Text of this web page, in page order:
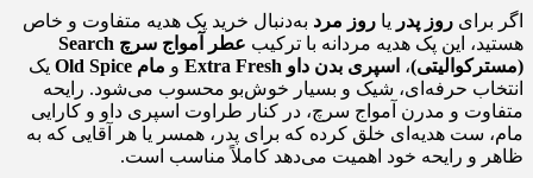
روز پدر یا روز مردبه‌دنبال خرید یک هدیه متفاوت و خاص
این پک هدیه مردانه با ترکیب
عطر آمواج سرچ Search
،اسپری بدن داو Extra Fresh ومام Old Spice
یک
حرفه‌ای، شیک و بسیار خوش‌بو محسوب می‌شود. رایحه
و مدرن آمواج سرچ، در کنار طراوت اسپری داو و کارایی
ست هدیه‌ای خلق کرده که برای پدر، همسر یا هر آقایی که به
و رایحه خود اهمیت می‌دهد کاملاً مناسب است.